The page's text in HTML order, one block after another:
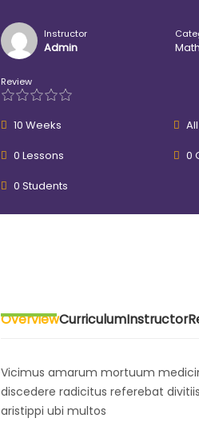
Instructor
Admin
Review
10 Weeks
0 Lessons
0
0 Students
OverviewCurriculumInstructor
Vicimus amarum mortuum
discedere radicitus referebat
aristippi ubi multos